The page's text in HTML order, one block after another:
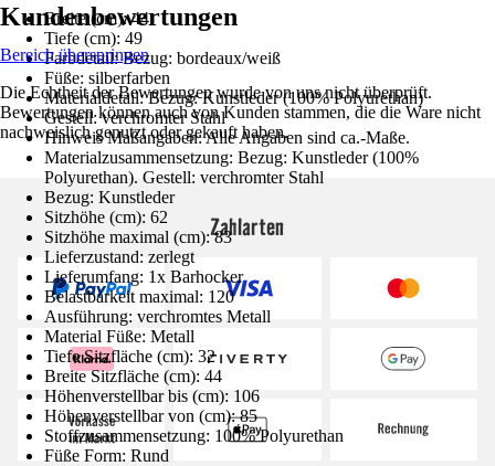
Breite (cm): 44
Tiefe (cm): 49
Farbdetail: Bezug: bordeaux/weiß
Füße: silberfarben
Materialdetail: Bezug: Kunstleder (100% Polyurethan)
Gestell: verchromter Stahl
Hinweis Maßangaben: Alle Angaben sind ca.-Maße.
Materialzusammensetzung: Bezug: Kunstleder (100%
Polyurethan). Gestell: verchromter Stahl
Bezug: Kunstleder
Sitzhöhe (cm): 62
Sitzhöhe maximal (cm): 83
Lieferzustand: zerlegt
Lieferumfang: 1x Barhocker
Belastbarkeit maximal: 120
Ausführung: verchromtes Metall
Material Füße: Metall
Tiefe Sitzfläche (cm): 32
Breite Sitzfläche (cm): 44
Höhenverstellbar bis (cm): 106
Höhenverstellbar von (cm): 85
Stoffzusammensetzung: 100% Polyurethan
Füße Form: Rund
Kundenbewertungen
Bereich überspringen
Die Echtheit der Bewertungen wurde von uns nicht überprüft.
Bewertungen können auch von Kunden stammen, die die Ware nicht
nachweislich genutzt oder gekauft haben.
Zahlarten